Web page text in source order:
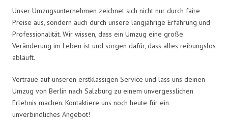
Unser Umzugsunternehmen zeichnet sich nicht nur durch faire
Preise aus, sondern auch durch unsere langjährige Erfahrung und
Professionalität. Wir wissen, dass ein Umzug eine große
Veränderung im Leben ist und sorgen dafür, dass alles reibungslos
abläuft.
Vertraue auf unseren erstklassigen Service und lass uns deinen
Umzug von Berlin nach Salzburg zu einem unvergesslichen
Erlebnis machen. Kontaktiere uns noch heute für ein
unverbindliches Angebot!